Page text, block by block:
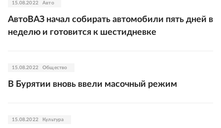
15.08.2022 Авто
АвтоВАЗ начал собирать автомобили пять дней в
неделю и готовится к шестидневке
15.08.2022 Общество
В Бурятии вновь ввели масочный режим
15.08.2022 Культура